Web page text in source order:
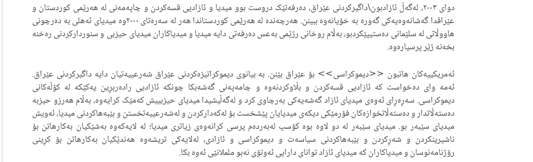
دوای ٢٠٠٣، لەگەڵ ئازادبون\داگیرکردنی عێراق، دەرفەتێک دروست بوو میدیا و ئازادیی قسەکردن و چاپەمەنی لە هەرێمی کوردستان و
عێراقدا گەشانەوەیەکی گەورە بە خۆیانەوە ببینن. هەرچەندە لە هەرێمی کوردستاندا هەر لە سەرەتای ٢٠٠٠وە میدیای ئەهلی بە دەرچونی
هاووڵاتی لە سلێمانی دەستیپێکردبو، بەڵام روخانی رژێمی بەعس دەرفەتی دایە میدیا و میدیاکاران میدیای حیزبی و سنوردارکردنی رەخنە
بخەنە ژێر پرسیارەوە.
ئەمریکییەکان هاتبون <<دیموکراسی>> بۆ عێراق بێنن. بە بیانوی دیموکراتیزەکردنی عێراق شەرعییەتیان دایە داگیرکردنی عێراق.
ئەمە وای دەخواست کە ئازادیی قسەکردن و بڵاوکردنەوە و چامەپەنی گەشەبکا چونکە ئازادیی رادەربڕین یەکێکە لە کۆڵەکانی
دیموکراسی. سەڕەڕای ئەوەی میدیای ئازاد گەشەیەکی بەرچاوی کرد و لەگەڵیشیدا میدیای حیزبییش کەمێک کرایەوە، بەڵام هەرزو حیزبە
دەستەڵاتدار و دەستەڵاتخوازەکان فۆرمێکی دیکەی میدیایان پێشخست بۆ لەکەدارکردن و لەشەرعییەتخستن و بێبەهاکردنی میدیا، ئەویش
میدیای سێبەر بو. میدیای سێبەر لە دو لاوە بوە کۆسپ لەبەردەم پرسی کرانەوەی زیاتری میدیا؛ لە لایەکەوە بەشێکیان بەکارهاتن بۆ
ناشیرینکردن و شەڕکردن و بێبەهاکردنی سیاسەت و دیموکراسی و ئازادی، لەلایەکی تریشەوە هەندێکیان بەکارهاتن بۆ کڕینی
رۆژنامەنوسان و میدیاکاران کە میدیای ئازاد توانای دارایی ئەوتۆی نەبو ململانێی ئەوە بکا.